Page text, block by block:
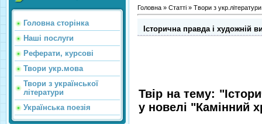
Головна сторінка
Наші послуги
Реферати, курсові
Твори укр.мова
Твори з української
літератури
Українська поезія
Головна » Статті » Твори з укр.літератури
Історична правда і художній
Твір на тему:
у новелі "Камінний